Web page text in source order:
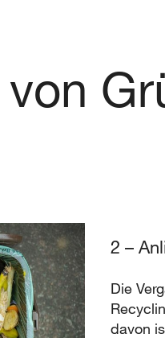
2 –
Die
davon